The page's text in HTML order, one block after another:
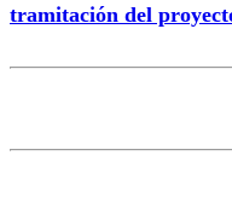
tramitación del